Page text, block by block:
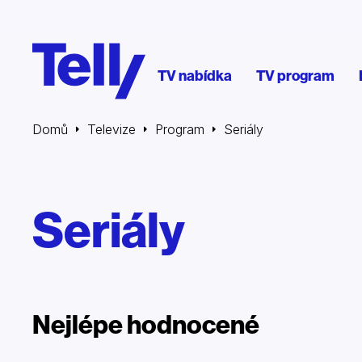
TV nabídka TV program
Domů Televize Program Seriály
Seriály
Nejlépe hodnocené